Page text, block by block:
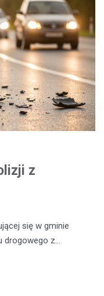
z
się w gminie
drogowego z…